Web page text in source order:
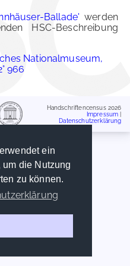
ein
die Nutzung
zu können.
Ballade' werden
HSC-Beschreibung
Nationalmuseum,
966
Handschriftencensus 2026
Impressum
Datenschutzerklärung